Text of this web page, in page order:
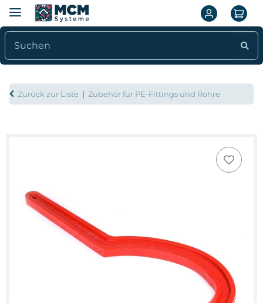
Zurück zur Liste Zubehör für PE-Fittings und Rohre